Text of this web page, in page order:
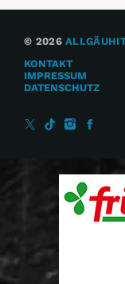
© 2026
KONTAKT
IMPRESSUM
DATENSCHUTZ